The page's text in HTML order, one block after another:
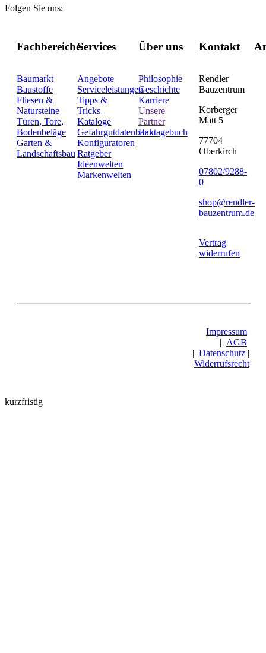
Folgen Sie uns:
Fachbereiche
Baumarkt
Baustoffe
Fliesen &
Natursteine
Türen, Tore,
Bodenbeläge
Garten &
Landschaftsbau
Services
Angebote
Serviceleistungen
Tipps &
Tricks
Kataloge
Gefahrgutdatenbank
Konfiguratoren
Ratgeber
Ideenwelten
Markenwelten
Über uns
Philosophie
Geschichte
Karriere
Unsere
Partner
Bautagebuch
Kontakt
Rendler
Bauzentrum
Korberger
Matt 5
77704
Oberkirch
07802/9288-
0
shop@rendler-
bauzentrum.de
Vertrag
widerrufen
Impressum
| AGB
| Datenschutz|
Widerrufsrecht
kurzfristig